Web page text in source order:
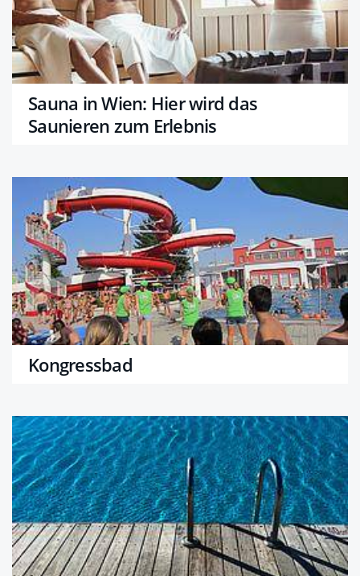
Sauna in Wien: Hier wird das
Saunieren zum Erlebnis
Kongressbad